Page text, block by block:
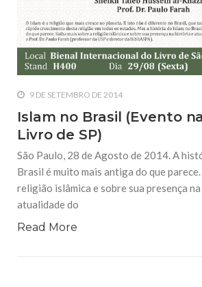
9 DE SETEMBRO DE 2014
Islam no Brasil (Evento
Livro de SP)
São Paulo, 28 de Agosto de 2014. A
Brasil é muito mais antiga do que
religião islâmica e sobre sua presença
atualidade do
Read More